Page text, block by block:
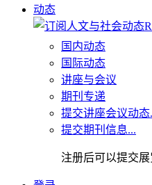
动态
国内动态
国际动态
讲座与会议
期刊专递
提交讲座会议动态
提交期刊信息...
注册后可以提交